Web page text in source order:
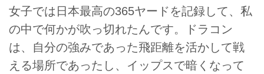
女子では日本最高の365ヤードを記録して、私
の中で何かが吹っ切れたんです。ドラコン
は、自分の強みであった飛距離を活かして戦
える場所であったし、イップスで暗くなって